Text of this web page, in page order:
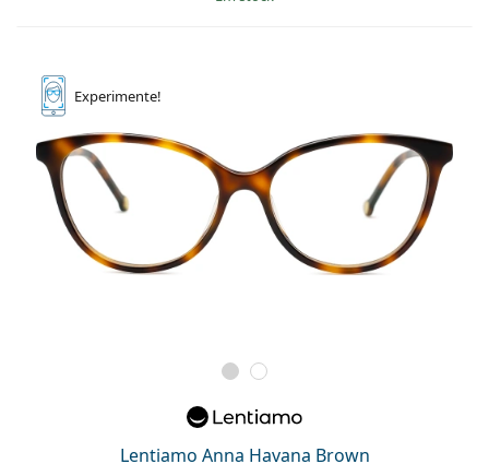
Experimente!
Lentiamo Anna Havana Brown